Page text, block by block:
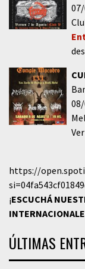
https://
¡ESCUCHÁ
ÚLTIMAS